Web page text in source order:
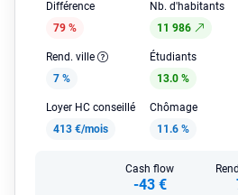
Différence
79 %
Nb. d'habitants
11 986
Rend. ville
7 %
Étudiants
13.0 %
Loyer HC conseillé
413 €/mois
Chômage
11.6 %
Cash flow
-43 €